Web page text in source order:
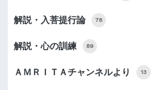
解説・入菩提行論 78
解説・心の訓練 89
ＡＭＲＩＴＡチャンネルより 13